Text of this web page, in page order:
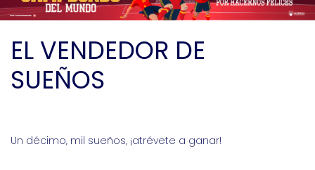
EL VENDEDOR DE
SUEÑOS
Un décimo, mil sueños, ¡atrévete a ganar!